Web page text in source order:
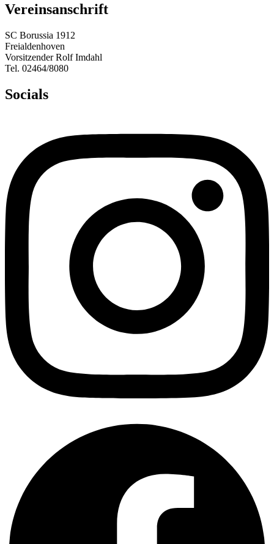
Vereinsanschrift
SC Borussia 1912
Freialdenhoven
Vorsitzender Rolf Imdahl
Tel. 02464/8080
Socials